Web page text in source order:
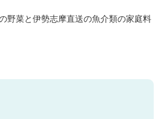
野菜と伊勢志摩直送の魚介類の家庭料